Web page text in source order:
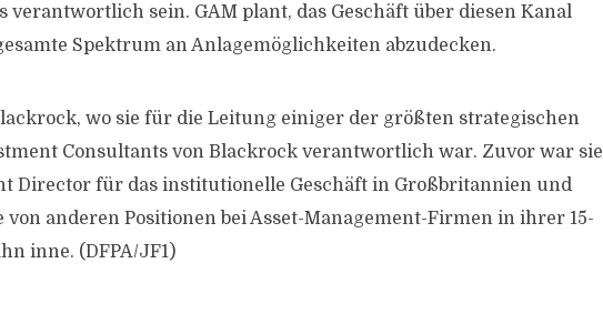
verantwortlich sein. GAM plant, das Geschäft über diesen Kanal
Spektrum an Anlagemöglichkeiten abzudecken.
wo sie für die Leitung einiger der größten strategischen
Consultants von Blackrock verantwortlich war. Zuvor war sie
Director für das institutionelle Geschäft in Großbritannien und
von anderen Positionen bei Asset-Management-Firmen in ihrer 15-
inne. (DFPA/JF1)